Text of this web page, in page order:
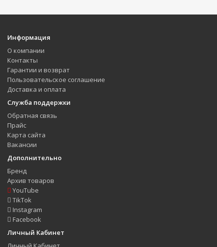
Информация
О компании
Контакты
Гарантии и возврат
Пользовательское соглашение
Доставка и оплата
Служба поддержки
Обратная связь
Прайс
Карта сайта
Вакансии
Дополнительно
Бренд
Архив товаров
YouTube
TikTok
Instagram
Facebook
Личный Кабинет